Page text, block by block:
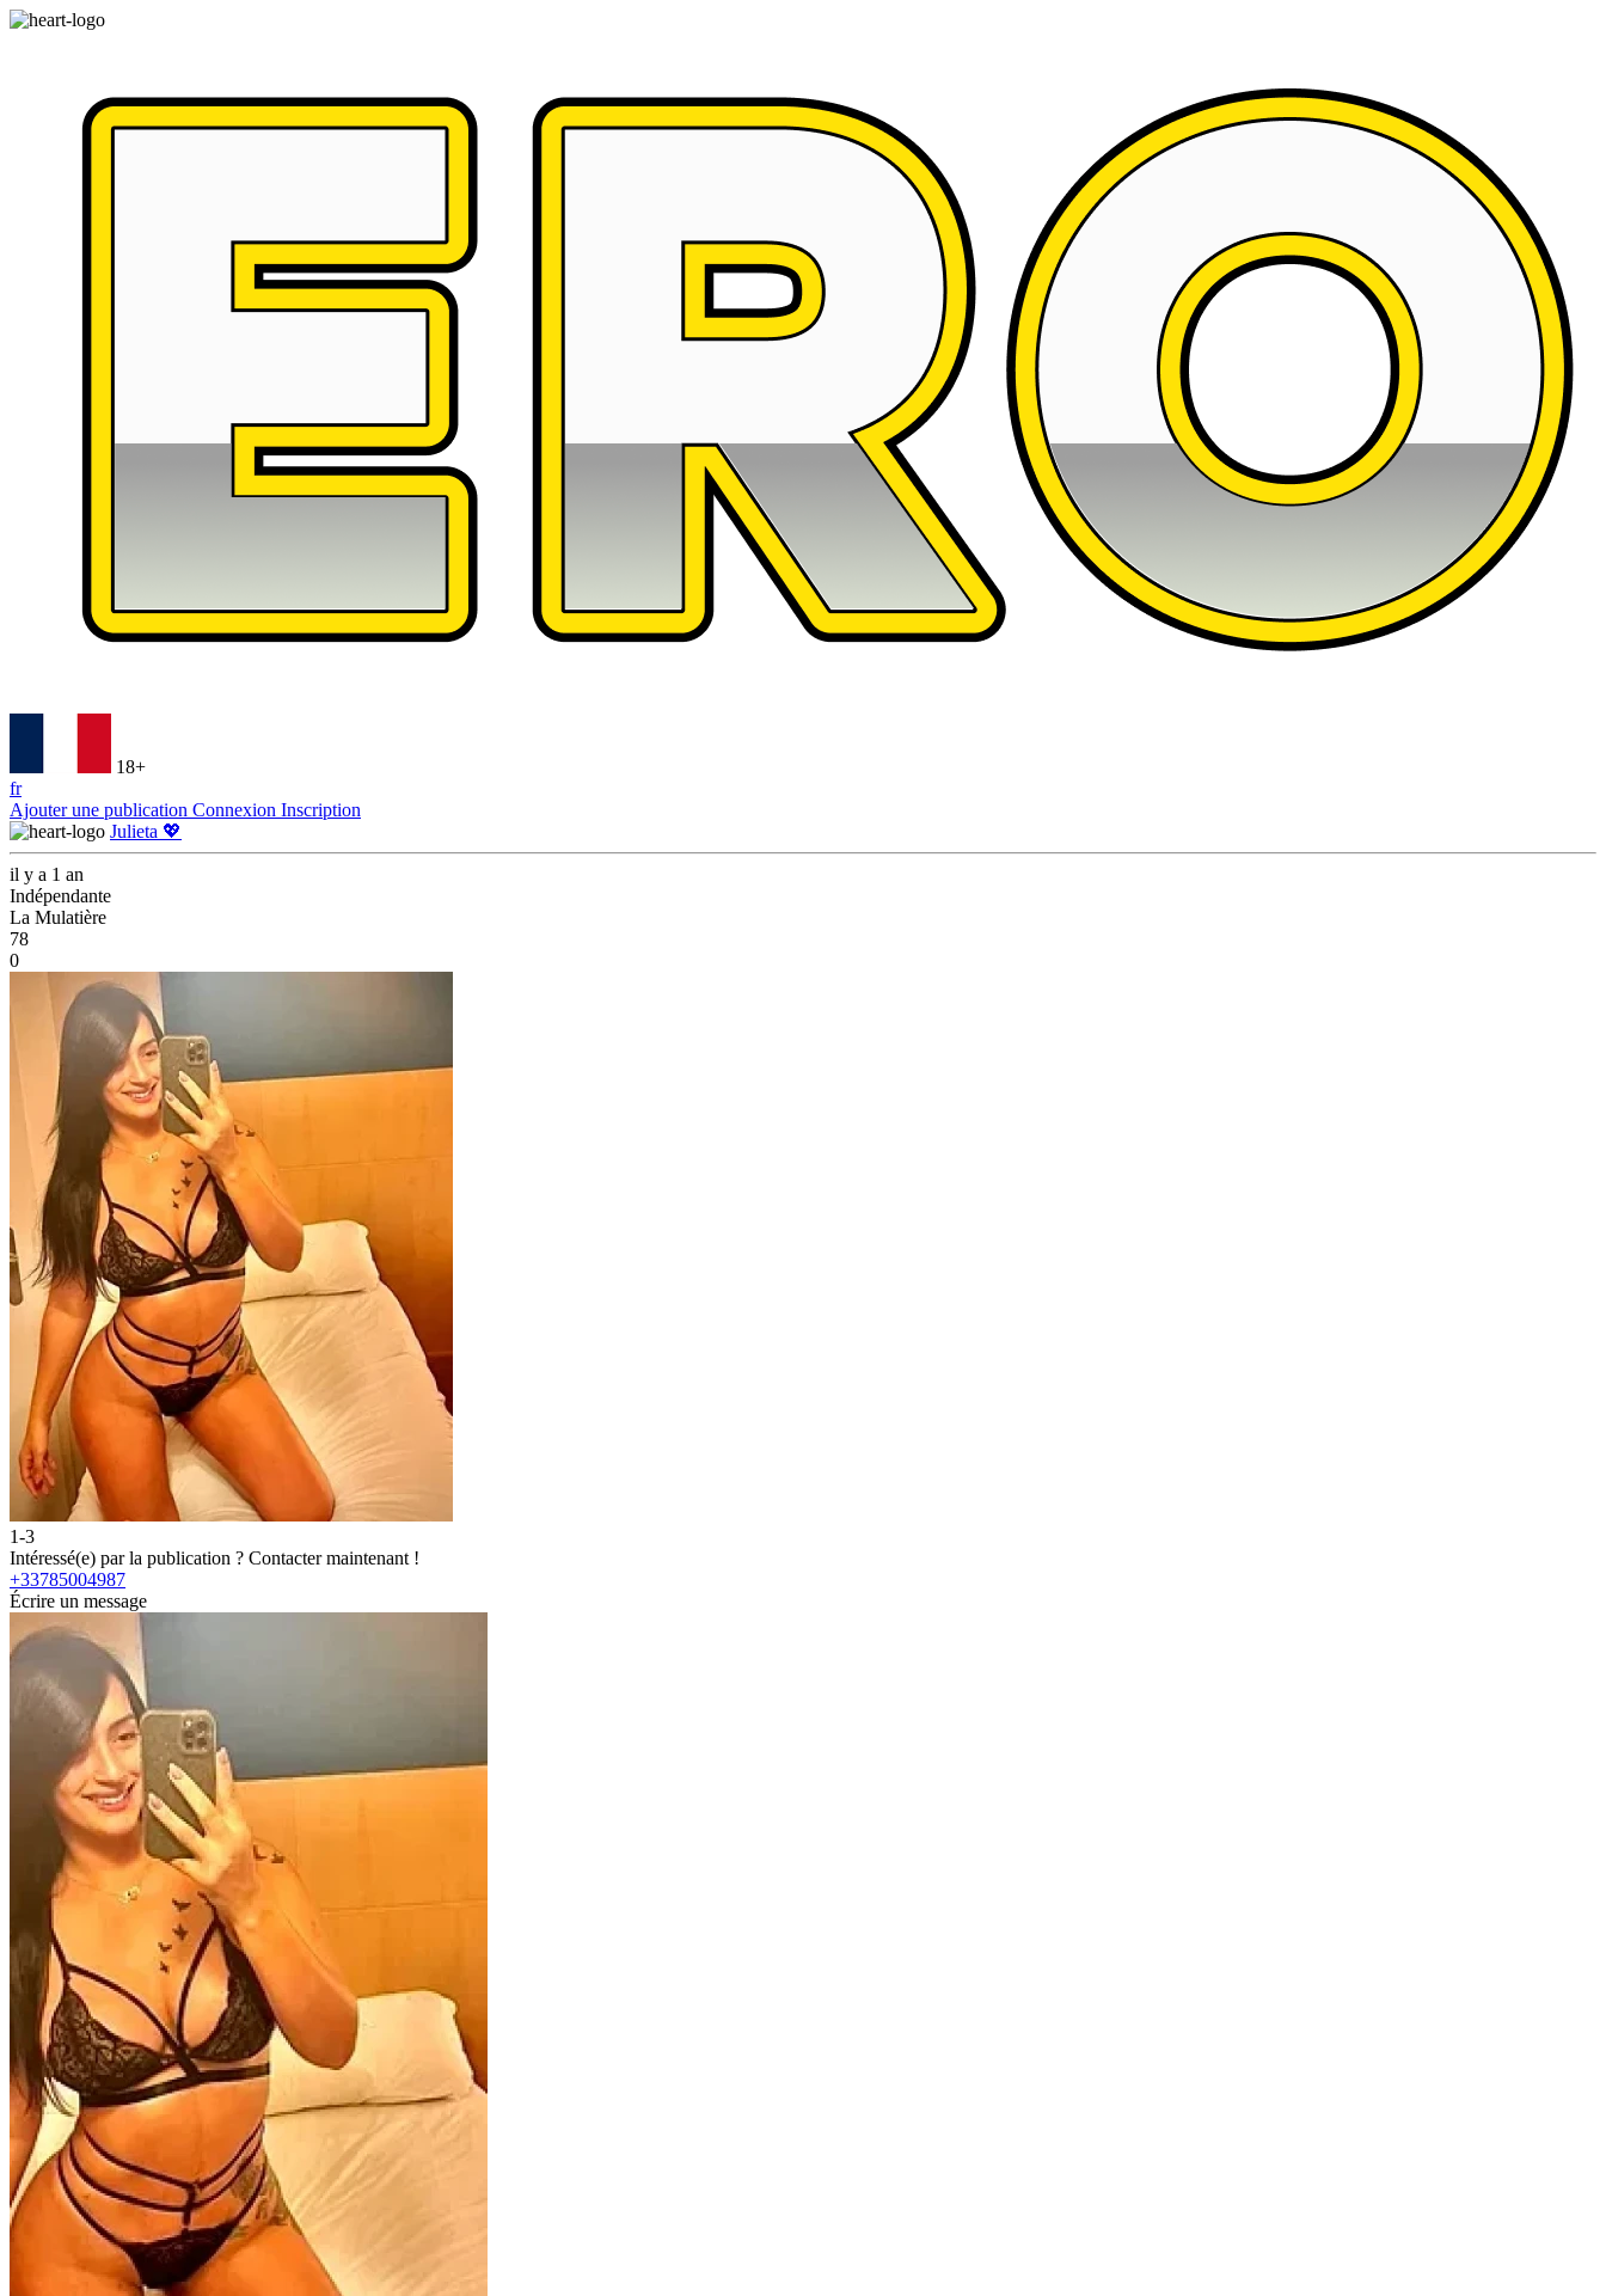
18+
fr
Ajouter une publication Connexion Inscription
Julieta 💖
il y a 1 an
Indépendante
La Mulatière
78
0
1-3
Intéressé(e) par la publication ? Contacter maintenant !
+33785004987
Écrire un message